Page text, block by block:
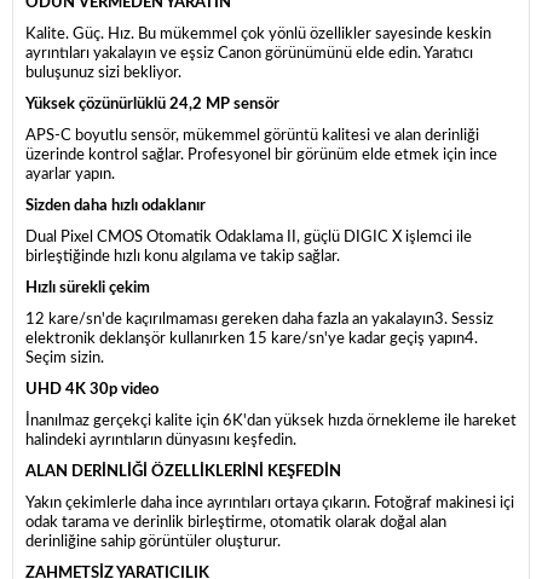
Kalite. Güç. Hız. Bu mükemmel çok yönlü özellikler sayesinde keskin
ayrıntıları yakalayın ve eşsiz Canon görünümünü elde edin. Yaratıcı
buluşunuz sizi bekliyor.
Yüksek çözünürlüklü 24,2 MP sensör
APS-C boyutlu sensör, mükemmel görüntü kalitesi ve alan derinliği
üzerinde kontrol sağlar. Profesyonel bir görünüm elde etmek için ince
ayarlar yapın.
Sizden daha hızlı odaklanır
Dual Pixel CMOS Otomatik Odaklama II, güçlü DIGIC X işlemci ile
birleştiğinde hızlı konu algılama ve takip sağlar.
Hızlı sürekli çekim
12 kare/sn'de kaçırılmaması gereken daha fazla an yakalayın3. Sessiz
elektronik deklanşör kullanırken 15 kare/sn'ye kadar geçiş yapın4.
Seçim sizin.
UHD 4K 30p video
İnanılmaz gerçekçi kalite için 6K'dan yüksek hızda örnekleme ile hareket
halindeki ayrıntıların dünyasını keşfedin.
ALAN DERİNLİĞİ ÖZELLİKLERİNİ KEŞFEDİN
Yakın çekimlerle daha ince ayrıntıları ortaya çıkarın. Fotoğraf makinesi içi
odak tarama ve derinlik birleştirme, otomatik olarak doğal alan
derinliğine sahip görüntüler oluşturur.
ZAHMETSİZ YARATICILIK